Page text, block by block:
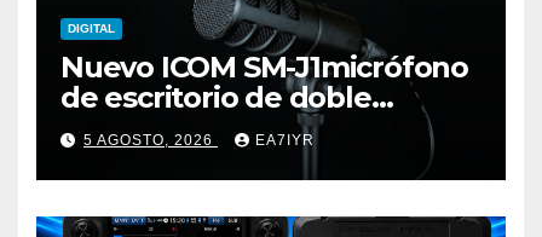
DIGITAL
Nuevo ICOM SM-J1micrófono
de escritorio de doble
elemento premium
5 AGOSTO, 2026 EA7IYR